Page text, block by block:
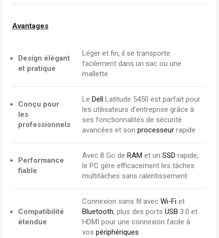
Avantages
Design élégant
et pratique
Léger et fin, il se transporte
facilement dans un sac ou une
mallette
Conçu pour
les
professionnels
Le Dell Latitude 5450 est parfait pour
les utilisateurs d’entreprise grâce à
ses fonctionnalités de sécurité
avancées et son processeur rapide
Performance
fiable
Avec 8 Go de RAM et un SSD rapide,
le PC gère efficacement les tâches
multitâches sans ralentissement
Compatibilité
étendue
Connexion sans fil avec Wi-Fi et
Bluetooth, plus des ports USB 3.0 et
HDMI pour une connexion facile à
vos périphériques